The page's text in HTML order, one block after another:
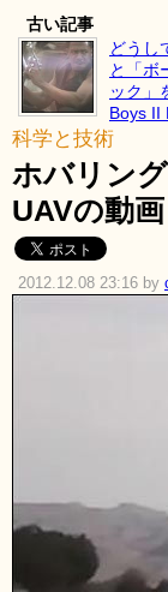
古い記事
どうし
と「ボ
ック」
Boys II
科学と技術
ホバリン
UAVの動画
2012.12.08 23:16 by